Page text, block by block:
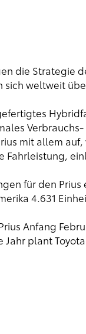
die Strategie
sich weltweit
mit allem
Fahrleistung,
für den
4.631
Anfang
Jahr plant